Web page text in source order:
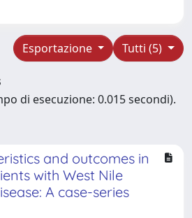
Tutti (5)
Esportazione
di esecuzione: 0.015 secondi).
and outcomes in
with West Nile
A case-series